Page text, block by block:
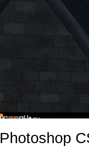
Photoshop